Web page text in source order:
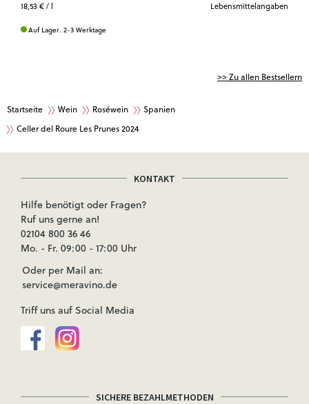
18,53 €/ l Lebensmittelangaben
Auf Lager. 2-3 Werktage
>> Zu allen Bestsellern
Startseite Wein Roséwein
Spanien
Celler del Roure Les Prunes 2024
KONTAKT
Hilfe benötigt oder Fragen?
Ruf uns gerne an!
02104 800 36 46
Mo. - Fr. 09:00 - 17:00 Uhr
Oder per Mail an:
service@meravino.de
Triff uns auf Social Media
SICHERE BEZAHLMETHODEN